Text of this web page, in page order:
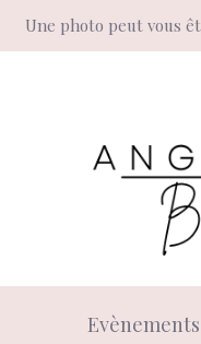
Une photo peut vous
Evènements